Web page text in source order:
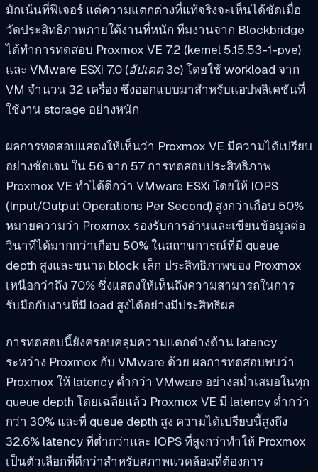
มักเน้นที่ฟีเจอร์ แต่ความแตกต่างที่แท้จริงจะเห็นได้ชัดเมื่อ
วัดประสิทธิภาพภายใต้งานที่หนัก ทีมงานจาก Blockbridge
ได้ทำการทดสอบ Proxmox VE 7.2 (kernel 5.15.53-1-pve)
และ VMware ESXi 7.0 (อัปเดต 3c)โดยใช้ workload จาก
VM จำนวน 32 เครื่อง ซึ่งออกแบบมาสำหรับแอปพลิเคชันที่
ใช้งาน storage อย่างหนัก
ผลการทดสอบแสดงให้เห็นว่า Proxmox VE มีความได้เปรียบ
อย่างชัดเจน ใน 56 จาก 57 การทดสอบประสิทธิภาพ
Proxmox VE ทำได้ดีกว่า VMware ESXi โดยให้ IOPS
(Input/Output Operations Per Second) สูงกว่าเกือบ 50%
หมายความว่า Proxmox รองรับการอ่านและเขียนข้อมูลต่อ
วินาทีได้มากกว่าเกือบ 50% ในสถานการณ์ที่มี queue
depth สูงและขนาด block เล็ก ประสิทธิภาพของ Proxmox
เหนือกว่าถึง 70% ซึ่งแสดงให้เห็นถึงความสามารถในการ
รับมือกับงานที่มี load สูงได้อย่างมีประสิทธิผล
การทดสอบนี้ยังครอบคลุมความแตกต่างด้าน latency
ระหว่าง Proxmox กับ VMware ด้วย ผลการทดสอบพบว่า
Proxmox ให้ latency ต่ำกว่า VMware อย่างสม่ำเสมอในทุก
queue depth โดยเฉลี่ยแล้ว Proxmox VE มี latency ต่ำกว่า
กว่า 30% และที่ queue depth สูง ความได้เปรียบนี้สูงถึง
32.6% latency ที่ต่ำกว่าและ IOPS ที่สูงกว่าทำให้ Proxmox
เป็นตัวเลือกที่ดีกว่าสำหรับสภาพแวดล้อมที่ต้องการ